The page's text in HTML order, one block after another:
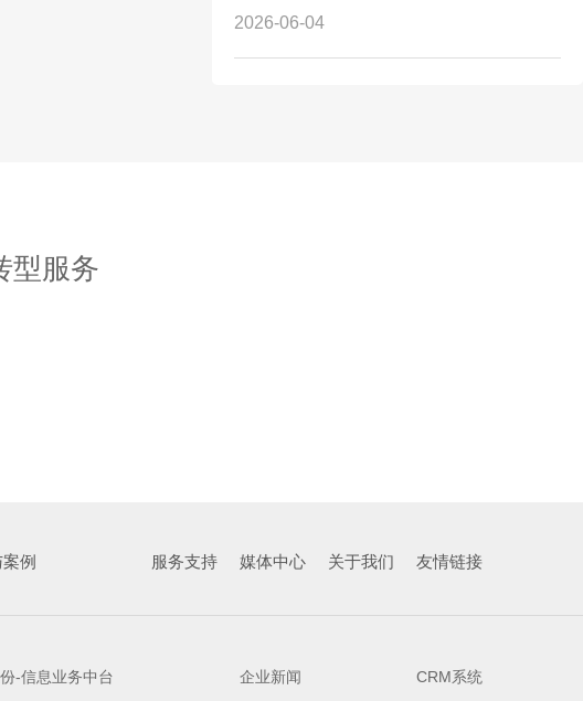
2026-06-04
型服务
例
-信息业务中台
服务支持 媒体中心
企业新闻
关于我们 友情链接
CRM系统